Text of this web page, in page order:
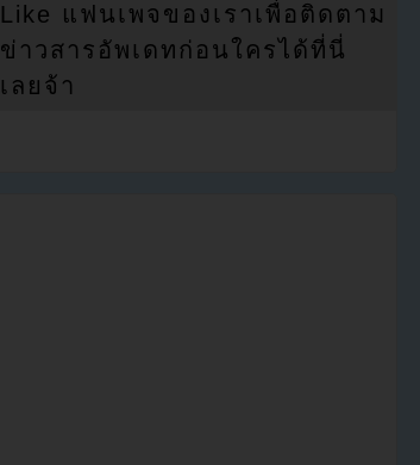
Like แฟนเพจของเราเพื่อติดตาม
ข่าวสารอัพเดทก่อนใครได้ที่นี่
เลยจ้า